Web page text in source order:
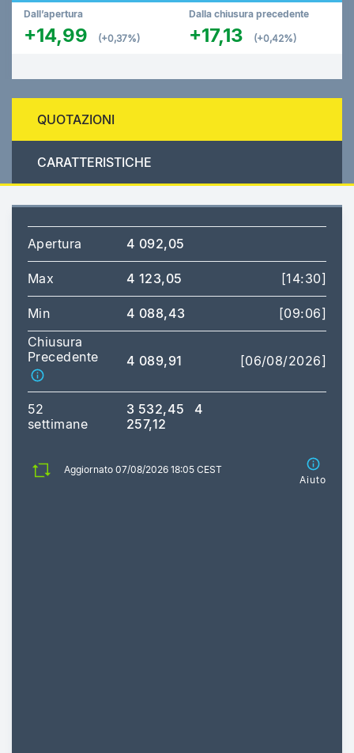
Dall’apertura
+14,99 (+0,37%)
Dalla chiusura precedente
+17,13 (+0,42%)
QUOTAZIONI
CARATTERISTICHE
Apertura 4 092,05
Max 4 123,05 [14:30]
Min 4 088,43
[09:06]
Chiusura
Precedente
4 089,91 [06/08/2026]
52
settimane
3 532,45
4
257,12
Aggiornato 07/08/2026 18:05 CEST
Aiuto